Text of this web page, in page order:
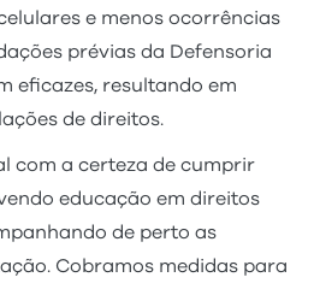
e menos ocorrências
prévias da Defensoria
eficazes, resultando em
de direitos.
com a certeza de cumprir
educação em direitos
de perto as
Cobramos medidas para